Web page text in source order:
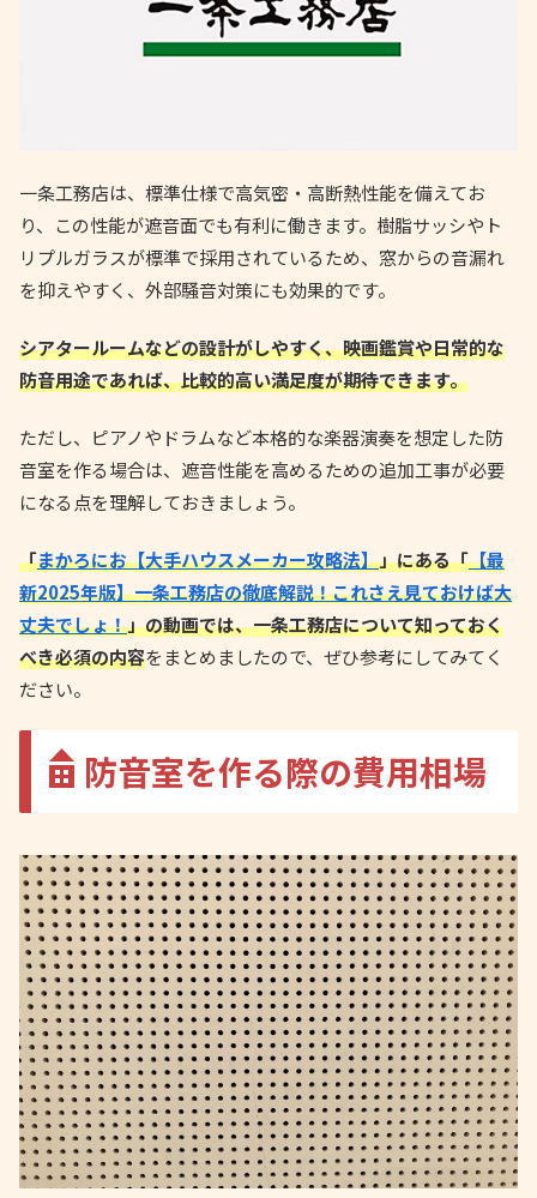
一条工務店は、標準仕様で高気密・高断熱性能を備えてお
り、この性能が遮音面でも有利に働きます。樹脂サッシやト
リプルガラスが標準で採用されているため、窓からの音漏れ
を抑えやすく、外部騒音対策にも効果的です。
シアタールームなどの設計がしやすく、映画鑑賞や日常的な
防音用途であれば、比較的高い満足度が期待できます。
ただし、ピアノやドラムなど本格的な楽器演奏を想定した防
音室を作る場合は、遮音性能を高めるための追加工事が必要
になる点を理解しておきましょう。
「まかろにお【大手ハウスメーカー攻略法】」にある「【最
新2025年版】一条工務店の徹底解説！これさえ見ておけば大
丈夫でしょ！」の動画では、一条工務店について知っておく
べき必須の内容をまとめましたので、ぜひ参考にしてみてく
ださい。
防音室を作る際の費用相場